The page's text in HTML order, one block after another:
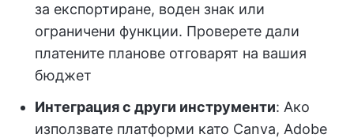
за експортиране, воден знак или
ограничени функции. Проверете дали
платените планове отговарят на вашия
бюджет
Интеграция с други инструменти: Ако
използвате платформи като Canva, Adobe